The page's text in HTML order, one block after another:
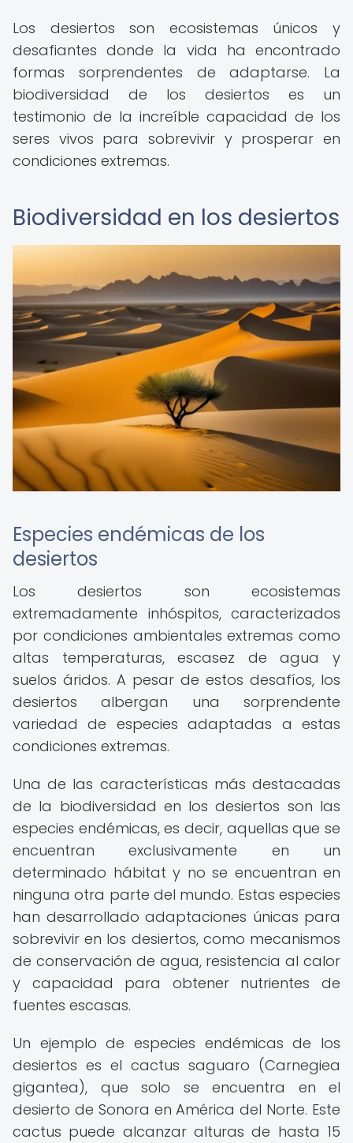
Los desiertos son ecosistemas únicos y
desafiantes donde la vida ha encontrado
formas sorprendentes de adaptarse. La
biodiversidad de los desiertos es un
testimonio de la increíble capacidad de los
seres vivos para sobrevivir y prosperar en
condiciones extremas.
Biodiversidad en los desiertos
Especies endémicas de los
desiertos
Los desiertos son ecosistemas
extremadamente inhóspitos, caracterizados
por condiciones ambientales extremas como
altas temperaturas, escasez de agua y
suelos áridos. A pesar de estos desafíos, los
desiertos albergan una sorprendente
variedad de especies adaptadas a estas
condiciones extremas.
Una de las características más destacadas
de la biodiversidad en los desiertos son las
especies endémicas, es decir, aquellas que se
encuentran exclusivamente en un
determinado hábitat y no se encuentran en
ninguna otra parte del mundo. Estas especies
han desarrollado adaptaciones únicas para
sobrevivir en los desiertos, como mecanismos
de conservación de agua, resistencia al calor
y capacidad para obtener nutrientes de
fuentes escasas.
Un ejemplo de especies endémicas de los
desiertos es el cactus saguaro (Carnegiea
gigantea), que solo se encuentra en el
desierto de Sonora en América del Norte. Este
cactus puede alcanzar alturas de hasta 15